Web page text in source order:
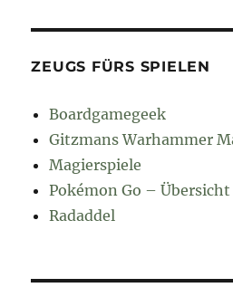
ZEUGS FÜRS SPIELEN
Boardgamegeek
Gitzmans Warhammer
Magierspiele
Pokémon Go – Übersicht
Radaddel